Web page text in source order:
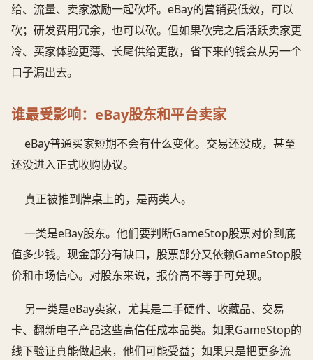
给、流量、卖家激励一起砍坏。eBay的营销费低效，可以
砍；研发费用冗余，也可以砍。但如果砍完之后活跃卖家更
冷、买家体验更薄、长尾供给更散，省下来的钱会从另一个
口子漏出去。
谁最受影响：eBay股东和平台卖家
eBay普通买家短期不会有什么变化。交易还没成，甚至
还没进入正式收购协议。
真正被推到牌桌上的，是两类人。
一类是eBay股东。他们要判断GameStop股票对价到底
值多少钱。现金部分有缺口，股票部分又依赖GameStop股
价和市场信心。对股东来说，报价高不等于可兑现。
另一类是eBay卖家，尤其是二手硬件、收藏品、交易
卡、翻新电子产品这些高信任成本品类。如果GameStop的
线下验证真能做起来，他们可能受益；如果只是把更多流